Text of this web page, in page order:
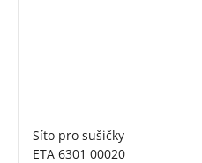
Síto pro sušičky
ETA 6301 00020